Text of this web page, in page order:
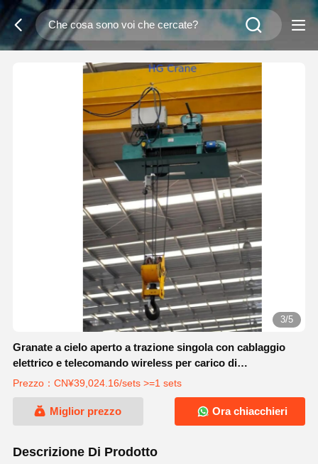
3/5
Granate a cielo aperto a trazione singola con cablaggio
elettrico e telecomando wireless per carico di
sollevamento massimo di 20 T
Prezzo：CN¥39,024.16/sets >=1 sets
Miglior prezzo Ora chiacchieri
Descrizione Di Prodotto